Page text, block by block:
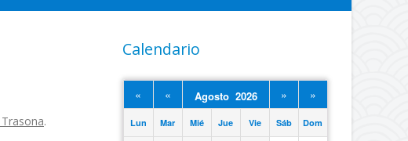
.
Calendario
« « Agosto 2026 » »
Lun Mar Mié Jue Vie Sáb Dom